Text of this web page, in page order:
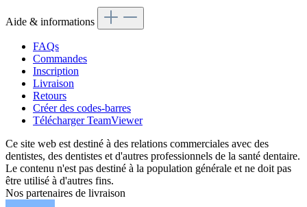
Aide & informations
FAQs
Commandes
Inscription
Livraison
Retours
Créer des codes-barres
Télécharger TeamViewer
Ce site web est destiné à des relations commerciales avec des
dentistes, des dentistes et d'autres professionnels de la santé dentaire.
Le contenu n'est pas destiné à la population générale et ne doit pas
être utilisé à d'autres fins.
Nos partenaires de livraison